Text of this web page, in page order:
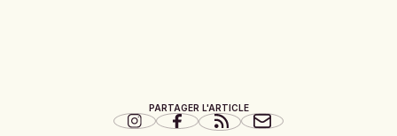
PARTAGER L'ARTICLE